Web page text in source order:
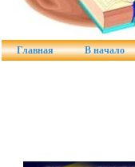
Главная В начало